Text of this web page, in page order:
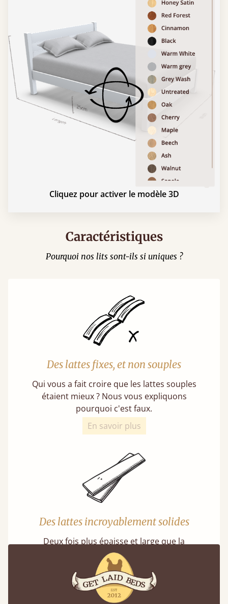
Cliquez pour activer le modèle 3D
Caractéristiques
Pourquoi nos lits sont-ils si uniques ?
Des lattes fixes, et non souples
Qui vous a fait croire que les lattes souples
étaient mieux ? Nous vous expliquons
pourquoi c'est faux.
En savoir plus
Des lattes incroyablement solides
Deux fois plus épaisse et large que la
moyenne du marché, chacune de nos lattes
est vissée individuellement à sa place, pour
une durabilité garantie.